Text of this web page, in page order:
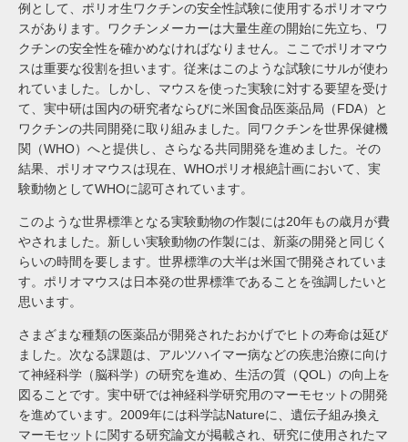
例として、ポリオ生ワクチンの安全性試験に使用するポリオマウ
スがあります。ワクチンメーカーは大量生産の開始に先立ち、ワ
クチンの安全性を確かめなければなりません。ここでポリオマウ
スは重要な役割を担います。従来はこのような試験にサルが使わ
れていました。しかし、マウスを使った実験に対する要望を受け
て、実中研は国内の研究者ならびに米国食品医薬品局（FDA）と
ワクチンの共同開発に取り組みました。同ワクチンを世界保健機
関（WHO）へと提供し、さらなる共同開発を進めました。その
結果、ポリオマウスは現在、WHOポリオ根絶計画において、実
験動物としてWHOに認可されています。
このような世界標準となる実験動物の作製には20年もの歳月が費
やされました。新しい実験動物の作製には、新薬の開発と同じく
らいの時間を要します。世界標準の大半は米国で開発されていま
す。ポリオマウスは日本発の世界標準であることを強調したいと
思います。
さまざまな種類の医薬品が開発されたおかげでヒトの寿命は延び
ました。次なる課題は、アルツハイマー病などの疾患治療に向け
て神経科学（脳科学）の研究を進め、生活の質（QOL）の向上を
図ることです。実中研では神経科学研究用のマーモセットの開発
を進めています。2009年には科学誌Natureに、遺伝子組み換え
マーモセットに関する研究論文が掲載され、研究に使用されたマ